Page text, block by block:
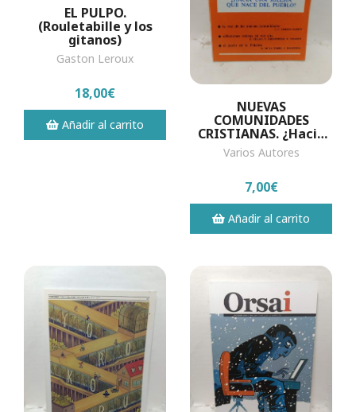
EL PULPO.
(Rouletabille y los
gitanos)
Gaston Leroux
18,00€
Añadir al carrito
NUEVAS
COMUNIDADES
CRISTIANAS. ¿Hacia
una Iglesia que nace
del Pueblo?
Varios Autores
7,00€
Añadir al carrito